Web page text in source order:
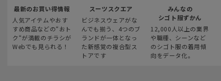
最新のお買い得情報
人気アイテムやおす
すめ商品などの“おト
ク“が満載のチラシが
Webでも見られる！
スーツスクエア
ビジネスウェアがな
んでも揃う、4つのブ
ランドが一体となっ
た新感覚の複合型ス
トアです
みんなの
シゴト服ずかん
12,000人以上の業界
や職種、シーンなど
のシゴト服の着用傾
向をデータ化。